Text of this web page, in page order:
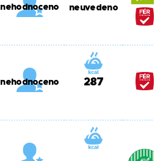
nehodnoceno neuvedeno
nehodnoceno 287